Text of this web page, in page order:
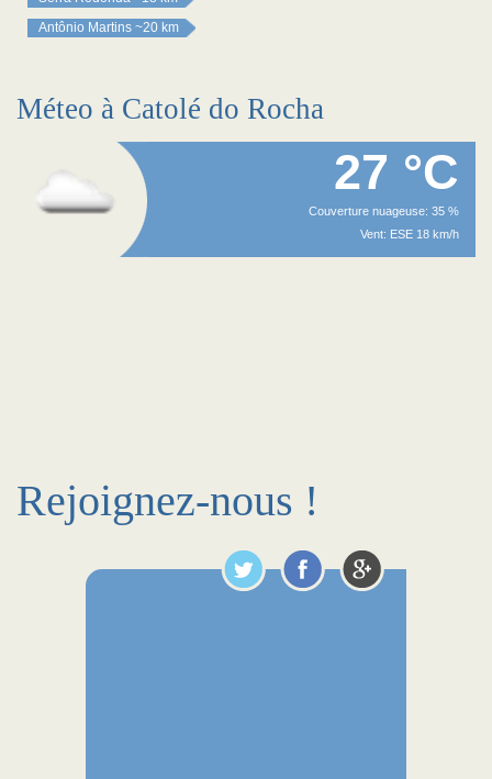
Antônio Martins ~20 km
Méteo à Catolé do Rocha
27 °C
Couverture nuageuse: 35 %
Vent: ESE 18 km/h
Rejoignez-nous !